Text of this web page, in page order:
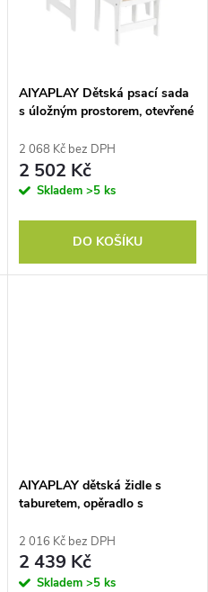
AIYAPLAY Dětská psací sada
s úložným prostorem, otevřené
2 068 Kč bez DPH
2 502 Kč
Skladem >5 ks
DO KOŠÍKU
AIYAPLAY dětská židle s
taburetem, opěradlo s
sedák, dřevěný rám, šedá
barva
2 016 Kč bez DPH
2 439 Kč
Skladem >5 ks